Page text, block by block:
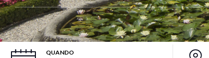
QUANDO